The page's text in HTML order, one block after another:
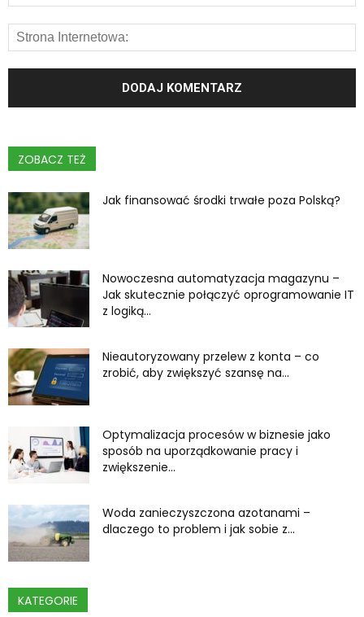
ZOBACZ TEŻ
Jak finansować środki trwałe poza Polską?
Nowoczesna automatyzacja magazynu –
Jak skutecznie połączyć oprogramowanie IT
z logiką...
Nieautoryzowany przelew z konta – co
zrobić, aby zwiększyć szansę na...
Optymalizacja procesów w biznesie jako
sposób na uporządkowanie pracy i
zwiększenie...
Woda zanieczyszczona azotanami –
dlaczego to problem i jak sobie z...
KATEGORIE